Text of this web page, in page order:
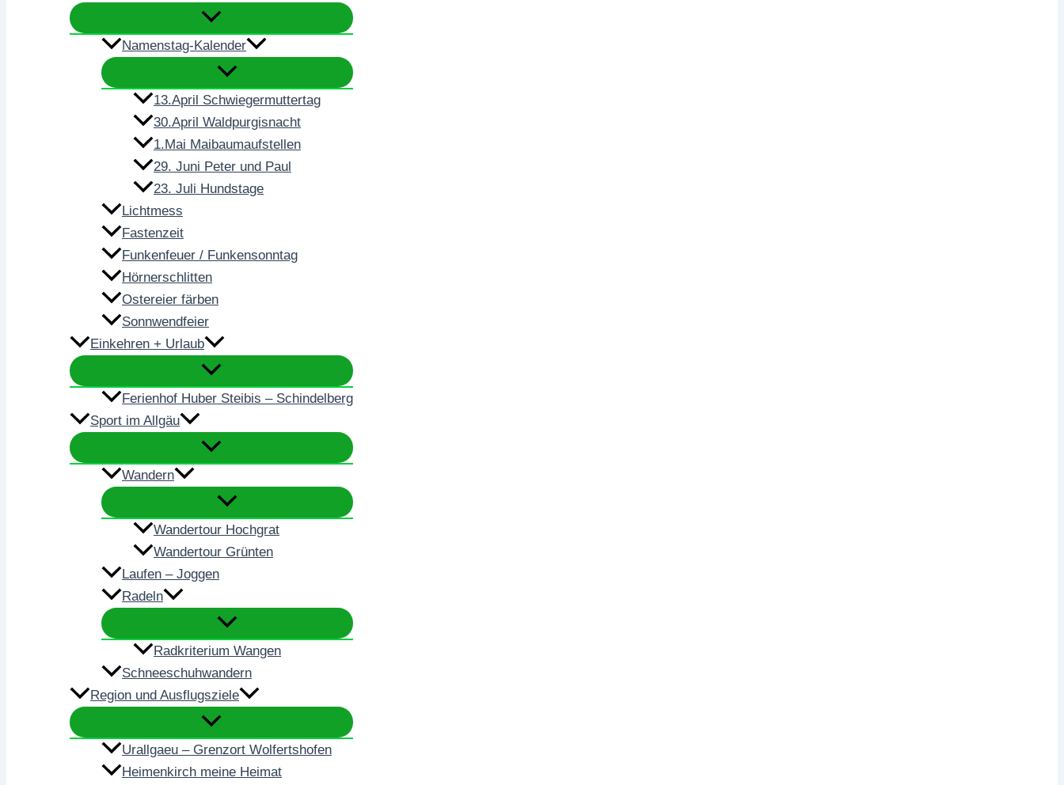
Namenstag-Kalender
13.April Schwiegermuttertag
30.April Waldpurgisnacht
1.Mai Maibaumaufstellen
29. Juni Peter und Paul
23. Juli Hundstage
Lichtmess
Fastenzeit
Funkenfeuer / Funkensonntag
Hörnerschlitten
Ostereier färben
Sonnwendfeier
Einkehren + Urlaub
Ferienhof Huber Steibis – Schindelberg
Sport im Allgäu
Wandern
Wandertour Hochgrat
Wandertour Grünten
Laufen – Joggen
Radeln
Radkriterium Wangen
Schneeschuhwandern
Region und Ausflugsziele
Urallgaeu – Grenzort Wolfertshofen
Heimenkirch meine Heimat